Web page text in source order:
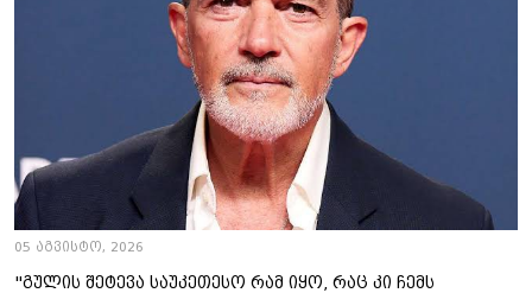
05 აგვისტო, 2026
"გულის შეტევა საუკეთესო რამ იყო, რაც კი ჩემს